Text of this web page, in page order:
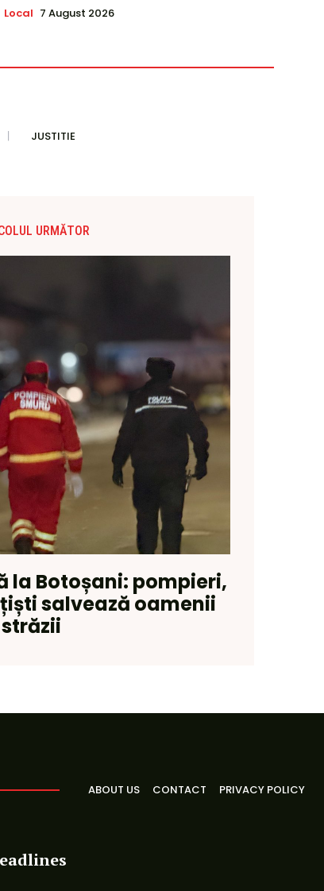
Local 7 August 2026
JUSTITIE
URMĂTOR
la Botoșani: pompieri,
salvează oamenii
străzii
ABOUT US CONTACT PRIVACY POLICY